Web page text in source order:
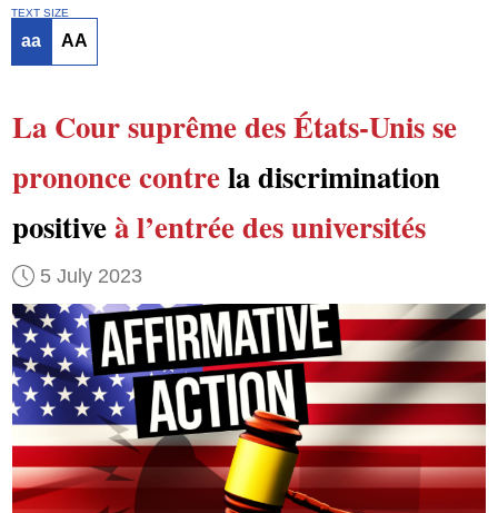
TEXT SIZE
aa AA
La Cour suprême des États-Unisse
prononce contrela discrimination
positiveà l’entrée des universités
5 July 2023